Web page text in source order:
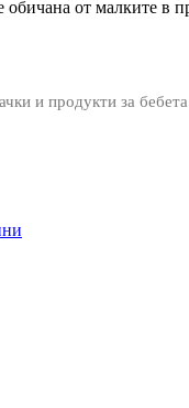
обичана от малките в
и продукти за